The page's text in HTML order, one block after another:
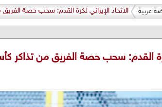
عربية الاتحاد الإيراني لكرة القدم: سحب حصة
لكرة القدم: سحب حصة الفريق من تذاكر